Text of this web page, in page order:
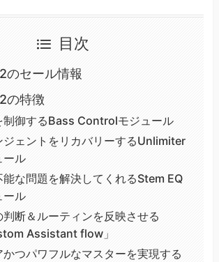
目次
のセール情報
の特徴
制御するBass Controlモジュール
ジェントをリカバリーするUnlimiter
ール
能な問題を解決してくれるStem EQ
ール
判断＆ルーティンを反映させる
Assistant flow」
かつパワフルなマスターを実現する